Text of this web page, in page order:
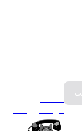
فروش انواع